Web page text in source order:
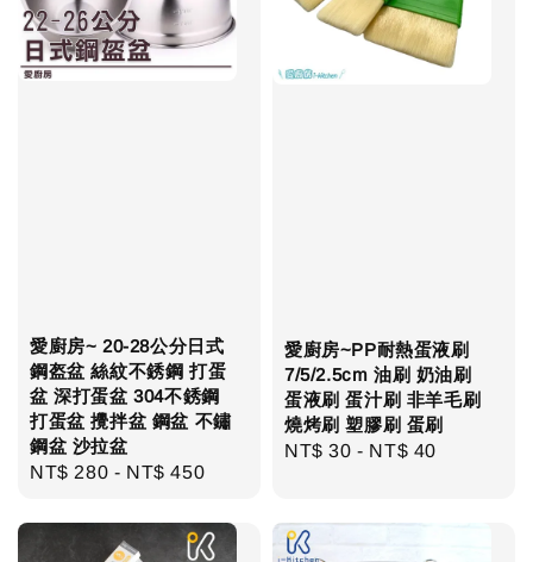
愛廚房~ 20-28公分日式
鋼盔盆 絲紋不銹鋼 打蛋
盆 深打蛋盆 304不銹鋼
打蛋盆 攪拌盆 鋼盆 不鏽
鋼盆 沙拉盆
Regular
NT$ 280 - NT$ 450
愛廚房~PP耐熱蛋液刷
7/5/2.5cm 油刷 奶油刷
蛋液刷 蛋汁刷 非羊毛刷
燒烤刷 塑膠刷 蛋刷
Regular
NT$ 30 - NT$ 40